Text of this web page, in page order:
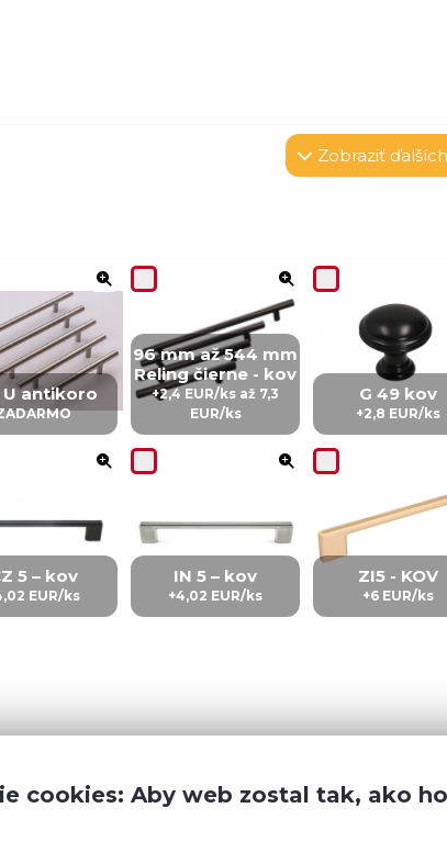
Zobraziť
antikoro
96 mm až 544 mm
Reling čierne - kov
+2,4 EUR/ks až 7,3
EUR/ks
G 49 kov
+2,8 EUR/ks
5 – kov
EUR/ks
IN 5 – kov
+4,02 EUR/ks
ZI5 - KOV
+6 EUR/ks
cookies: Aby web zostal tak, ako ho